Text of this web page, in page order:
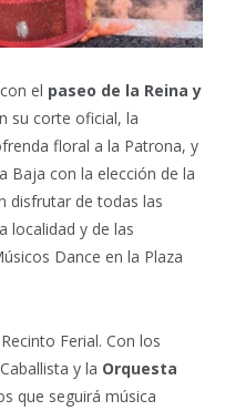
el paseo de la Reina y
su corte oficial, la
floral a la Patrona, y
Baja con la elección de la
disfrutar de todas las
localidad y de las
Dance en la Plaza
Ferial. Con los
y la Orquesta
que seguirá música